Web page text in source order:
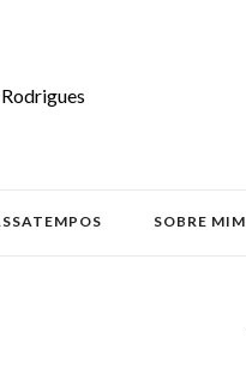
SOBRE MIM